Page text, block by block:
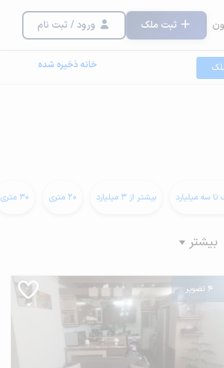
ثبت ملک ورود / ثبت نام
خانه ذخیره شده
تا سه میلیارد بیشتر از 3 میلیارد 20 متری 30 متری
بیشتر
4 تصویر